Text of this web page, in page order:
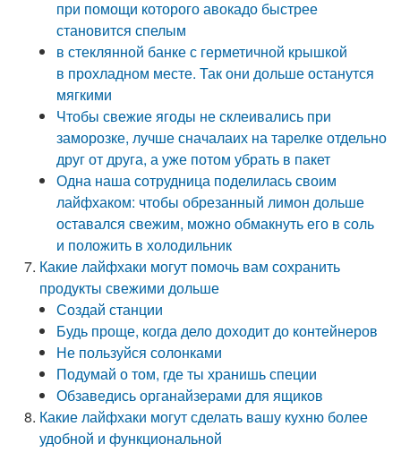
при помощи которого авокадо быстрее
становится спелым
в стеклянной банке с герметичной крышкой
в прохладном месте. Так они дольше останутся
мягкими
Чтобы свежие ягоды не склеивались при
заморозке, лучше сначалаих на тарелке отдельно
друг от друга, а уже потом убрать в пакет
Одна наша сотрудница поделилась своим
лайфхаком: чтобы обрезанный лимон дольше
оставался свежим, можно обмакнуть его в соль
и положить в холодильник
Какие лайфхаки могут помочь вам сохранить
продукты свежими дольше
Создай станции
Будь проще, когда дело доходит до контейнеров
Не пользуйся солонками
Подумай о том, где ты хранишь специи
Обзаведись органайзерами для ящиков
Какие лайфхаки могут сделать вашу кухню более
удобной и функциональной